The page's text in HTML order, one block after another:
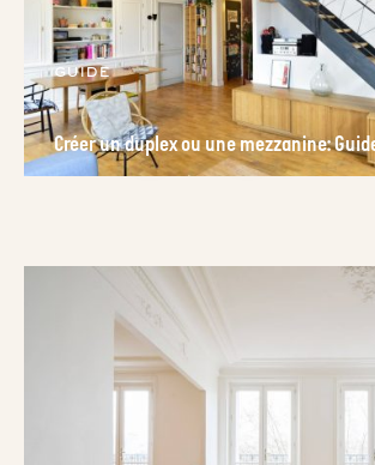
guide
Créer un duplex ou une mezzanine: